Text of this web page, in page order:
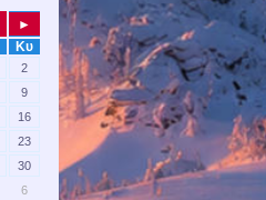
►
Κυ
2
9
16
23
30
6